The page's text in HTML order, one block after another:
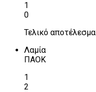
1
0
Τελικό αποτέλεσμα
Λαμία
ΠΑΟΚ
1
2